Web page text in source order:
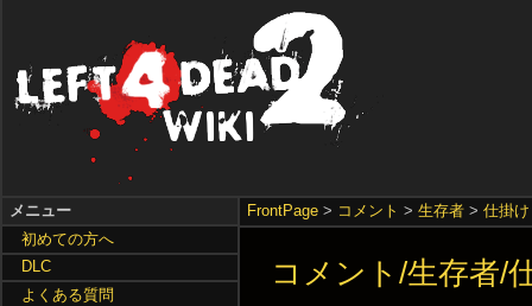
FrontPage > コメント >生存者 >仕掛
コメント/生存者/
メニュー
初めての方へ
DLC
よくある質問